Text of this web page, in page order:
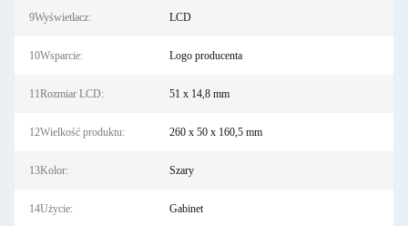
9Wyświetlacz: LCD
10Wsparcie: Logo producenta
11Rozmiar LCD: 51 x 14,8 mm
12Wielkość produktu: 260 x 50 x 160,5 mm
13Kolor: Szary
14Użycie: Gabinet